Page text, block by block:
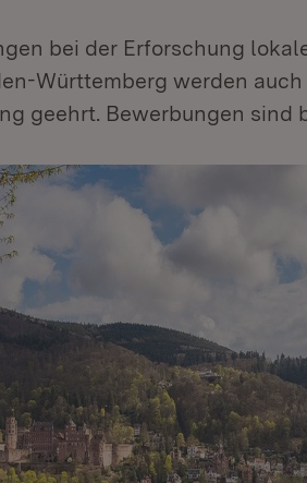
bei der Erforschung
Württemberg werden
geehrt. Bewerbungen sind